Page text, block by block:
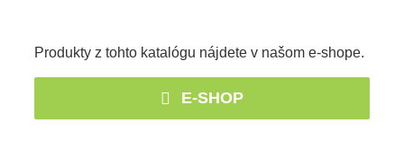
Produkty z tohto katalógu nájdete v našom e-shope.
E-SHOP